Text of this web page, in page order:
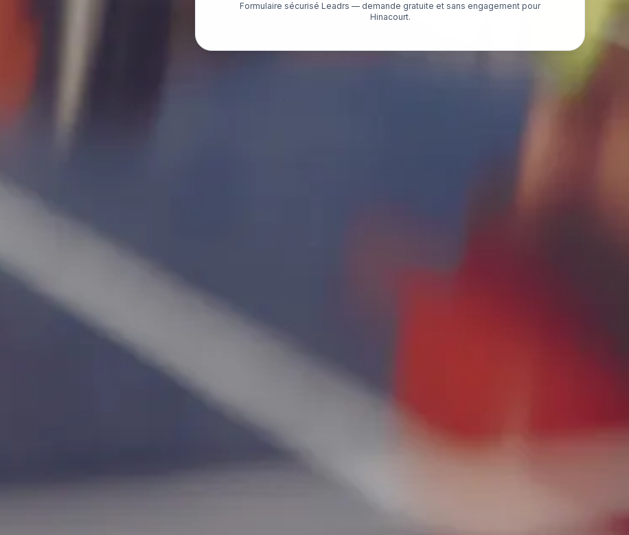
Formulaire sécurisé Leadrs — demande gratuite et sans engagement pour
Hinacourt.